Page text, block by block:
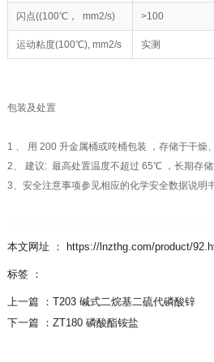
闪点((100℃， mm2/s) >100
运动粘度(100℃), mm2/s 实测
包装及处置
1 、 用 200 升金属桶或吨桶包装 ，存储于干燥
2、 建议: 最高处置温度不超过 65℃ ，长期存储
3、安全注意事项参见相应的化学安全数据说明书
本文网址 ： https://lnzthg.com/product/
标签 ：
上一篇 ： T203 碱式二烷基二硫代磷酸锌
下一篇 ： ZT180 磷酸酯铵盐